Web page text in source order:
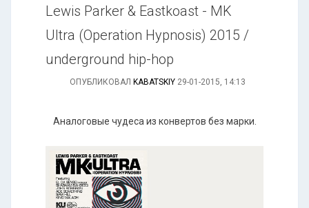
Lewis Parker & Eastkoast - MK
Ultra (Operation Hypnosis) 2015 /
underground hip-hop
ОПУБЛИКОВАЛ KABATSKIY 29-01-2015, 14:13
Аналоговые чудеса из конвертов без марки.